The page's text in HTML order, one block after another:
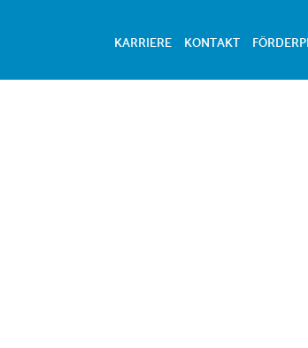
KARRIERE KONTAKT